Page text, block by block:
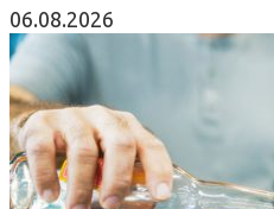
06.08.2026